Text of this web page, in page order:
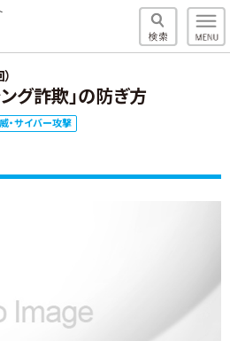
グ詐欺」の防ぎ方
・サイバー攻撃